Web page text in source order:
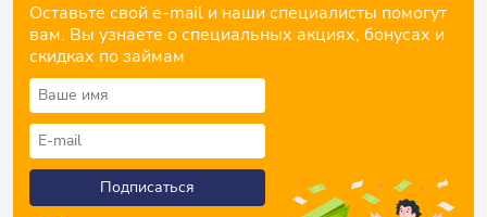
Оставьте свой e-mail и наши специалисты помогут
вам. Вы узнаете о специальных акциях, бонусах и
скидках по займам
Подписаться